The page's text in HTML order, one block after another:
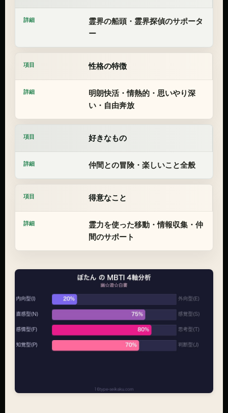
霊界の船頭・霊界探偵のサポータ
ー
性格の特徴
明朗快活・情熱的・思いやり深
い・自由奔放
好きなもの
仲間との冒険・楽しいこと全般
得意なこと
霊力を使った移動・情報収集・仲
間のサポート